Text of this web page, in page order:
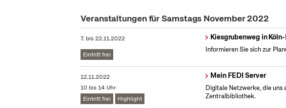
Veranstaltungen für Samstags November 2022
7. bis22.11.2022
Eintritt frei
Kiesgrubenweg in
Informieren Sie sich zur
12.11.2022
10 bis 14 Uhr
Eintritt frei
Highlight
Mein FEDI Server
​Digitale Netzwerke, die uns
Zentralbibliothek.